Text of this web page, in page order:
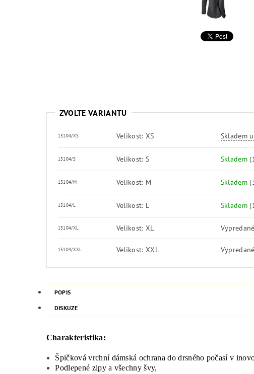
ZVOLTE VARIANTU
15104/XS Velikost: XS Skladem
15104/S Velikost: S Skladem
15104/M Velikost: M Skladem
15104/L Velikost: L Skladem
15104/XL Velikost: XL Vypredané
15104/XXL Velikost: XXL Vypredané
POPIS
DISKUZE
Charakteristika:
Špičková vrchní dámská ochrana do drsného počasí v
Podlepené zipy a všechny švy,